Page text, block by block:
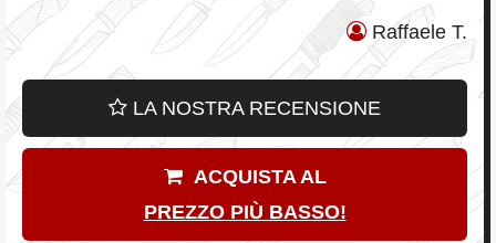
Raffaele T.
LA NOSTRA RECENSIONE
ACQUISTA AL
PREZZO PIÙ BASSO!